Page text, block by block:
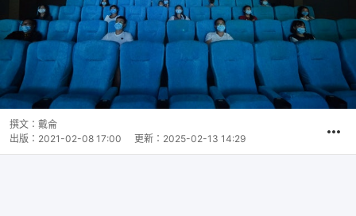
撰文： 戴侖
出版： 2021-02-08 17:00 更新： 2025-02-13 14:29